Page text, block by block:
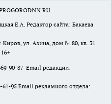
Е.А. Редактор сайта: Бакаева
Киров, ул. Азина, дом № 80, кв. 31
90-87 Email редакции:
95 Email рекламного отдела: